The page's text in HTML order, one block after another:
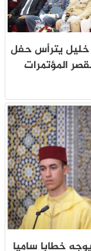
خليل يترأس حفل
المؤتمرات
خطابا ساميا